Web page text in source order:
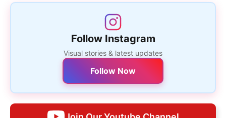
Follow Instagram
Visual stories & latest updates
Follow Now